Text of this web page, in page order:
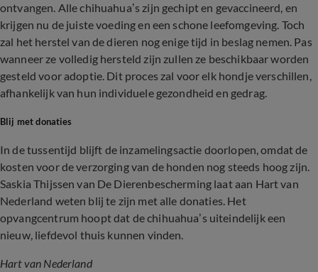
ontvangen. Alle chihuahua’s zijn gechipt en gevaccineerd, en
krijgen nu de juiste voeding en een schone leefomgeving. Toch
zal het herstel van de dieren nog enige tijd in beslag nemen. Pas
wanneer ze volledig hersteld zijn zullen ze beschikbaar worden
gesteld voor adoptie. Dit proces zal voor elk hondje verschillen,
afhankelijk van hun individuele gezondheid en gedrag.
Blij met donaties
In de tussentijd blijft de inzamelingsactie doorlopen, omdat de
kosten voor de verzorging van de honden nog steeds hoog zijn.
Saskia Thijssen van De Dierenbescherming laat aan Hart van
Nederland weten blij te zijn met alle donaties. Het
opvangcentrum hoopt dat de chihuahua’s uiteindelijk een
nieuw, liefdevol thuis kunnen vinden.
Hart van Nederland